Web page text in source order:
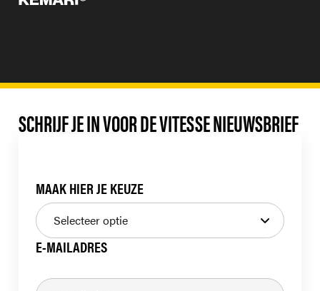
SCHRIJF JE IN VOOR DE VITESSE NIEUWSBRIEF
MAAK HIER JE KEUZE
E-MAILADRES